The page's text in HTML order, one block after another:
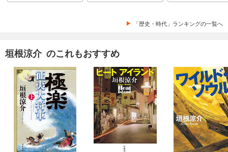
「歴史・時代」ランキングの一覧へ
垣根涼介 のこれもおすすめ